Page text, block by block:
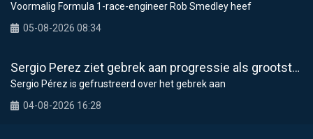
Voormalig Formula 1-race-engineer Rob Smedley heef
05-08-2026 08:34
Sergio Perez ziet gebrek aan progressie als grootste probleem voor Cadillac in F1 2026
Sergio Pérez is gefrustreerd over het gebrek aan
04-08-2026 16:28